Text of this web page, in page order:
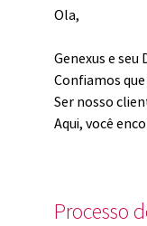
Ola,
Genexus e
Confiamos
Ser nosso
Aqui, você
Processo